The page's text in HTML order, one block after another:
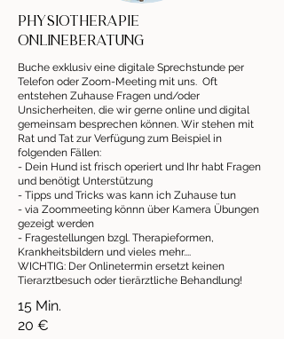
Physiotherapie
Onlineberatung
Buche exklusiv eine digitale Sprechstunde per
Telefon oder Zoom-Meeting mit uns. Oft
entstehen Zuhause Fragen und/oder
Unsicherheiten, die wir gerne online und digital
gemeinsam besprechen können. Wir stehen mit
Rat und Tat zur Verfügung zum Beispiel in
folgenden Fällen:
- Dein Hund ist frisch operiert und Ihr habt Fragen
und benötigt Unterstützung
- Tipps und Tricks was kann ich Zuhause tun
- via Zoommeeting könnn über Kamera Übungen
gezeigt werden
- Fragestellungen bzgl. Therapieformen,
Krankheitsbildern und vieles mehr....
WICHTIG: Der Onlinetermin ersetzt keinen
Tierarztbesuch oder tierärztliche Behandlung!
15 Min.
20 €